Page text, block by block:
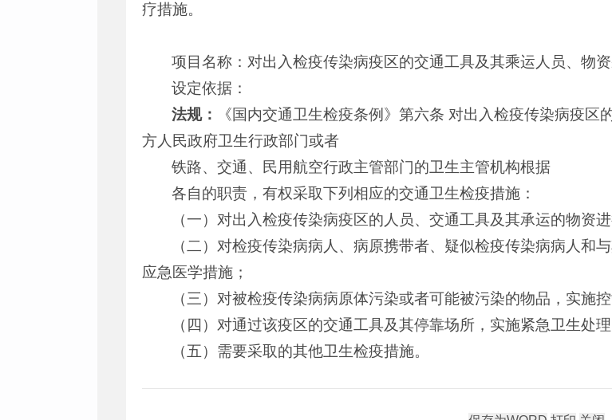
疗措施。
项目名称：对出入检疫传染病疫区的交通工具及其乘运人员、物
设定依据：
法规：
《国内交通卫生检疫条例》第六条 对出入检疫传染病疫
方人民政府卫生行政部门或者
铁路、交通、民用航空行政主管部门的卫生主管机构根据
各自的职责，有权采取下列相应的交通卫生检疫措施：
（一）对出入检疫传染病疫区的人员、交通工具及其承运的物资进
（二）对检疫传染病病人、病原携带者、疑似检疫传染病病人和
应急医学措施；
（三）对被检疫传染病病原体污染或者可能被污染的物品，实施
（四）对通过该疫区的交通工具及其停靠场所，实施紧急卫生处理
（五）需要采取的其他卫生检疫措施。